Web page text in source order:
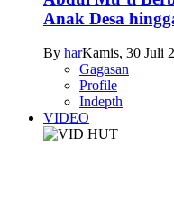
Anak Desa
By harKamis, 30 Juli
Gagasan
Profile
Indepth
VIDEO